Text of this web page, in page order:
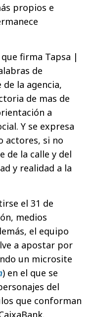
propios e
firma Tapsa |
de
la agencia,
de mas de
a
Y se expresa
actores, si no
de la calle y del
y realidad a la
el 31 de
medios
el equipo
a apostar por
un microsite
) en el que se
del
que conforman